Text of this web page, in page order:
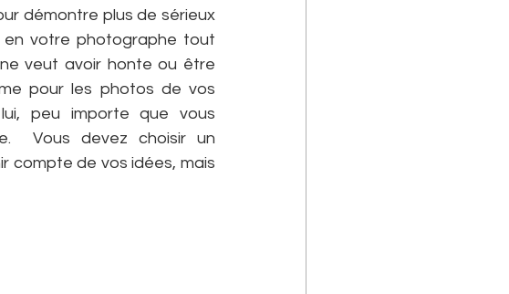
démontre plus de sérieux
en votre photographe tout
veut avoir honte ou être
pour les photos de vos
peu importe que vous
Vous devez choisir un
compte de vos idées, mais